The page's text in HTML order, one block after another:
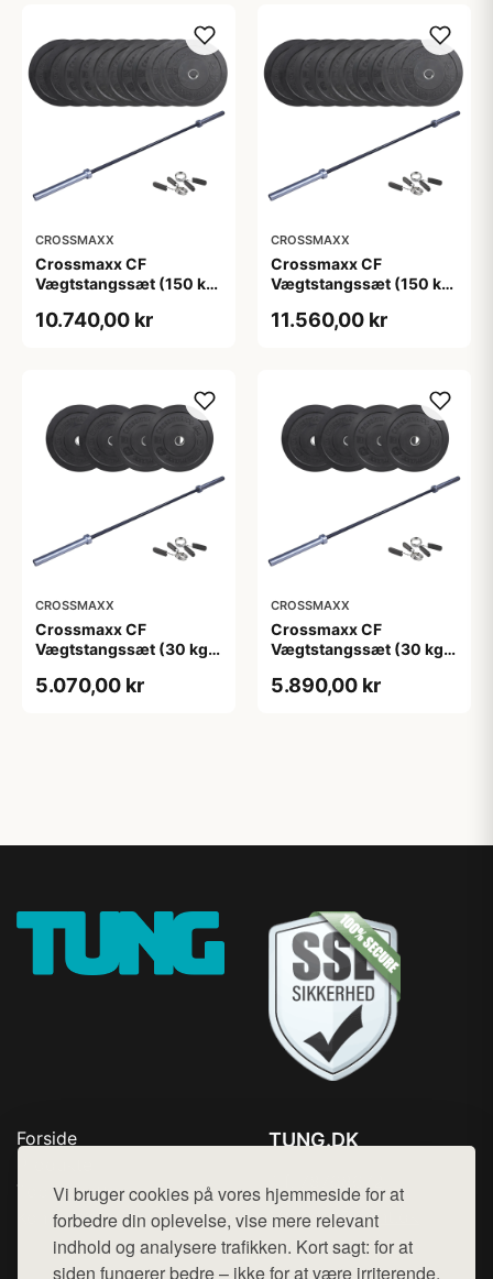
Vi bruger cookies på vores hjemmeside for at
forbedre din oplevelse, vise mere relevant
indhold og analysere trafikken. Kort sagt: for at
siden fungerer bedre – ikke for at være irriterende.
CROSSMAXX
Crossmaxx CF
Vægtstangssæt (150 kg
vægtstang). Perfekt til
10.740,00 kr
CROSSMAXX
Crossmaxx CF
Vægtstangssæt (150 kg
vægtstang). Perfekt til
11.560,00 kr
CROSSMAXX
Crossmaxx CF
Vægtstangssæt (30 kg
vægtstang). Perfekt til
5.070,00 kr
CROSSMAXX
Crossmaxx CF
Vægtstangssæt (30 kg
vægtstang). Perfekt til
5.890,00 kr
Forside
Top Rabatter
Kontakt
TUNG.DK
Mail: hej@want.dk
Cookie- og privatlivspolitik